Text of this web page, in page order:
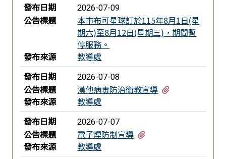
發布日期
2026-07-09
公告標題
本市布可星球訂於115年8月1日(星
期六)至8月12日(星期三)，期間暫
停服務。
發布來源
教導處
發布日期
2026-07-08
公告標題 漢他病毒防治衛教宣導
發布來源
教導處
發布日期
2026-07-07
公告標題 電子煙防制宣導
發布來源
教導處